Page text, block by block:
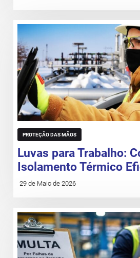
PROTEÇÃO DAS MÃOS
Luvas para Trabalho:
Isolamento Térmico
29 de Maio de 2026